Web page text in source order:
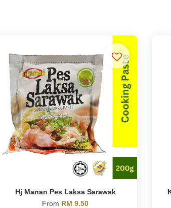
Hj Manan Pes Laksa Sarawak
From RM 9.50